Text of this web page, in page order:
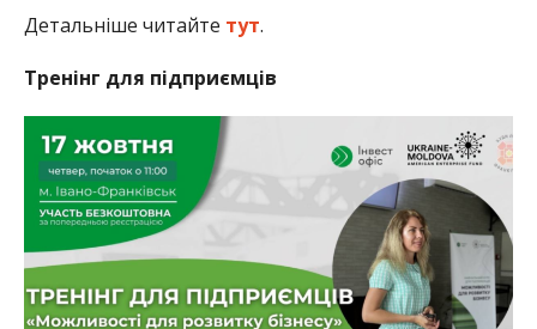
Детальніше читайте тут.
Тренінг для підприємців